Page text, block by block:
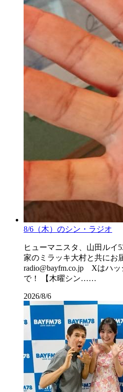
8/6（木）のシン・ラジオ
ヒューマニスタ、山田ルイ
家のミラッキ大村と共にお
radio@bayfm.co.jp Xはハッ
で！ 【木曜シン……
2026/8/6